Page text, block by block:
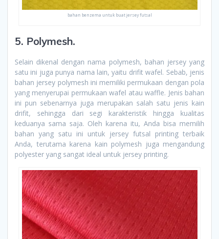
bahan benzema untuk buat jersey futsal
5. Polymesh.
Selain dikenal dengan nama polymesh, bahan jersey yang
satu ini juga punya nama lain, yaitu drifit wafel. Sebab, jenis
bahan jersey polymesh ini memiliki permukaan dengan pola
yang menyerupai permukaan wafel atau waffle. Jenis bahan
ini pun sebenarnya juga merupakan salah satu jenis kain
drifit, sehingga dari segi karakteristik hingga kualitas
keduanya sama saja. Oleh karena itu, Anda bisa memilih
bahan yang satu ini untuk jersey futsal printing terbaik
Anda, terutama karena kain polymesh juga mengandung
polyester yang sangat ideal untuk jersey printing.